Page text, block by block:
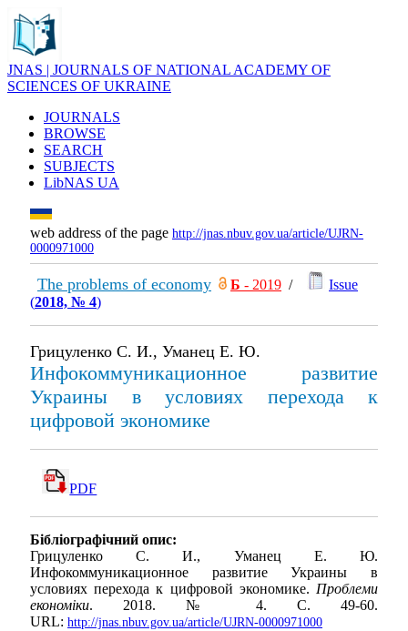
JNAS | JOURNALS OF NATIONAL ACADEMY OF
SCIENCES OF UKRAINE
JOURNALS
BROWSE
SEARCH
SUBJECTS
LibNAS UA
web address of the page http://jnas.nbuv.gov.ua/article/UJRN-
0000971000
The problems of economy Б - 2019 /
Issue
(2018, № 4)
Грицуленко С. И., Уманец Е. Ю.
Инфокоммуникационное развитие
Украины в условиях перехода к
цифровой экономике
PDF
Бібліографічний опис:
Грицуленко С. И., Уманец Е. Ю.
Инфокоммуникационное развитие Украины в
условиях перехода к цифровой экономике. Проблеми
економіки. 2018. № 4. С. 49-60.
URL: http://jnas.nbuv.gov.ua/article/UJRN-0000971000